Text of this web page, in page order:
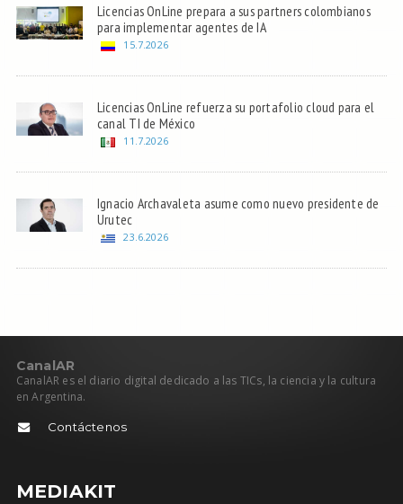
Licencias OnLine prepara a sus partners colombianos
para implementar agentes de IA
15.7.2026
Licencias OnLine refuerza su portafolio cloud para el
canal TI de México
11.7.2026
Ignacio Archavaleta asume como nuevo presidente de
Urutec
23.6.2026
CanalAR
CanalAR es el diario digital dedicado a las TICs, la ciencia y la cultura
en Argentina.
Contáctenos
MEDIAKIT